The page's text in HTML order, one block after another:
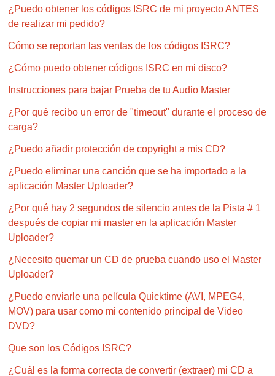
¿Puedo obtener los códigos ISRC de mi proyecto ANTES
de realizar mi pedido?
Cómo se reportan las ventas de los códigos ISRC?
¿Cómo puedo obtener códigos ISRC en mi disco?
Instrucciones para bajar Prueba de tu Audio Master
¿Por qué recibo un error de "timeout" durante el proceso de
carga?
¿Puedo añadir protección de copyright a mis CD?
¿Puedo eliminar una canción que se ha importado a la
aplicación Master Uploader?
¿Por qué hay 2 segundos de silencio antes de la Pista # 1
después de copiar mi master en la aplicación Master
Uploader?
¿Necesito quemar un CD de prueba cuando uso el Master
Uploader?
¿Puedo enviarle una película Quicktime (AVI, MPEG4,
MOV) para usar como mi contenido principal de Video
DVD?
Que son los Códigos ISRC?
¿Cuál es la forma correcta de convertir (extraer) mi CD a